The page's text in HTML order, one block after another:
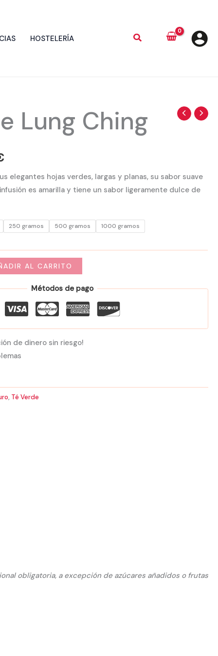
HOSTELERÍA
Lung Ching
Rango
precios:
desde
3,40 €
hasta
68,00 €
elegantes hojas verdes, largas y planas, su sabor suave
es amarilla y tiene un sabor ligeramente dulce de
250 gramos 500 gramos 1000 gramos
AL CARRITO
Métodos de pago
de dinero sin riesgo!
, Té Verde
obligatoria, a excepción de azúcares añadidos o frutas